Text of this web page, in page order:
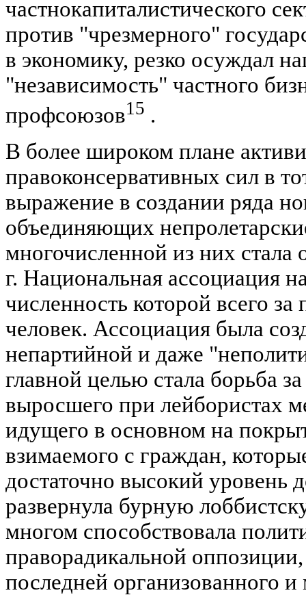
частнокапиталистического
против "чрезмерного"
в экономику, резко осуждал
"независимость" частного
профсоюзов15 .
В более широком плане
правоконсервативных сил в
выражение в создании ряда
объединяющих
многочисленной из них стала
г. Национальная ассоциация
численность которой всего за
человек. Ассоциация была
непартийной и даже
главной целью стала борьба
выросшего при лейбористах
идущего в основном на
взимаемого с граждан,
достаточно высокий уровень
развернула бурную
многом способствовала
праворадикальной
последней организованного и